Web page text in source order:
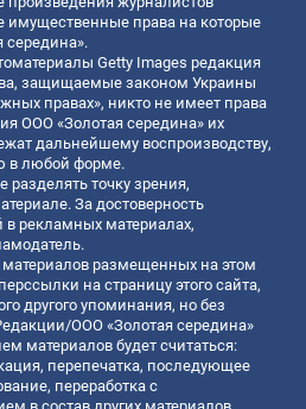
имущественные права на которые
Getty Images редакция
защищаемые законом Украины
правах», никто не имеет права
ООО «Золотая середина» их
дальнейшему воспроизводству,
в любой форме.
разделять точку зрения,
За достоверность
рекламных материалах,
размещенных на этом
на страницу этого сайта,
другого упоминания, но без
ООО «Золотая середина»
материалов будет считаться:
перепечатка, последующее
переработка с